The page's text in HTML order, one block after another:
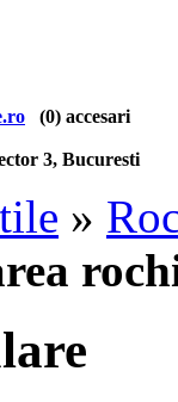
(0) accesari
3, Bucuresti
»